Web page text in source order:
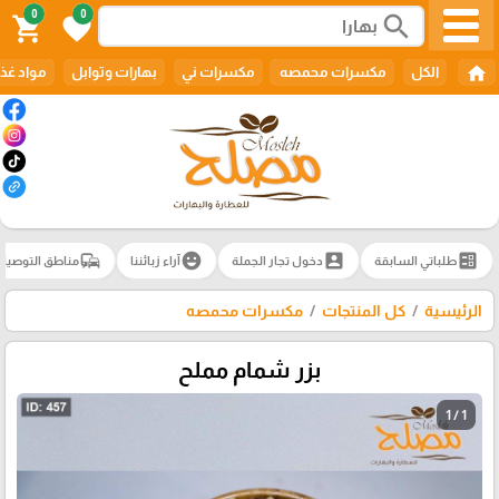
search
0
favorite
0
shopping_cart
home الكل مكسرات محمصه مكسرات ني بهارات وتوابل مواد
ballotطلباتي السابقة account_box دخول تجار الجملة emoji_emotionsآراء زبائننا commuteمناطق
الرئيسية كل المنتجات مكسرات محمصه
بزر شمام مملح
1 / 1